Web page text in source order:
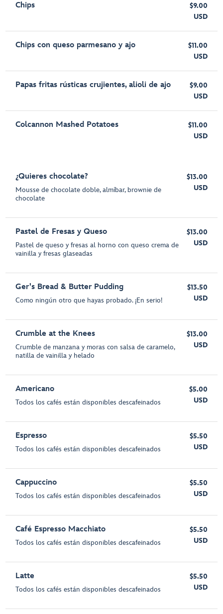
Chips
$9.00
USD
Chips con queso parmesano y ajo
$11.00
USD
Papas fritas rústicas crujientes, alioli de ajo
$9.00
USD
Colcannon Mashed Potatoes
$11.00
USD
¿Quieres chocolate?
Mousse de chocolate doble, almíbar, brownie de
chocolate
$13.00
USD
Pastel de Fresas y Queso
Pastel de queso y fresas al horno con queso crema de
vainilla y fresas glaseadas
$13.00
USD
Ger's Bread & Butter Pudding
Como ningún otro que hayas probado. ¡En serio!
$13.50
USD
Crumble at the Knees
Crumble de manzana y moras con salsa de caramelo,
natilla de vainilla y helado
$13.00
USD
Americano
Todos los cafés están disponibles descafeinados
$5.00
USD
Espresso
Todos los cafés están disponibles descafeinados
$5.50
USD
Cappuccino
Todos los cafés están disponibles descafeinados
$5.50
USD
Café Espresso Macchiato
Todos los cafés están disponibles descafeinados
$5.50
USD
Latte
Todos los cafés están disponibles descafeinados
$5.50
USD